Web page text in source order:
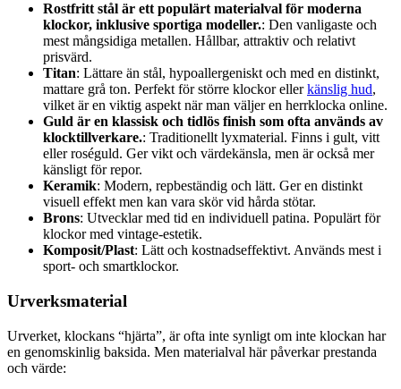
Rostfritt stål är ett populärt materialval för moderna
klockor, inklusive sportiga modeller.: Den vanligaste och
mest mångsidiga metallen. Hållbar, attraktiv och relativt
prisvärd.
Titan: Lättare än stål, hypoallergeniskt och med en distinkt,
mattare grå ton. Perfekt för större klockor ellerkänslig hud,
vilket är en viktig aspekt när man väljer en herrklocka online.
Guld är en klassisk och tidlös finish som ofta används av
klocktillverkare.: Traditionellt lyxmaterial. Finns i gult, vitt
eller roséguld. Ger vikt och värdekänsla, men är också mer
känsligt för repor.
Keramik: Modern, repbeständig och lätt. Ger en distinkt
visuell effekt men kan vara skör vid hårda stötar.
Brons: Utvecklar med tid en individuell patina. Populärt för
klockor med vintage-estetik.
Komposit/Plast: Lätt och kostnadseffektivt. Används mest i
sport- och smartklockor.
Urverksmaterial
Urverket, klockans “hjärta”, är ofta inte synligt om inte klockan har
en genomskinlig baksida. Men materialval här påverkar prestanda
och värde: